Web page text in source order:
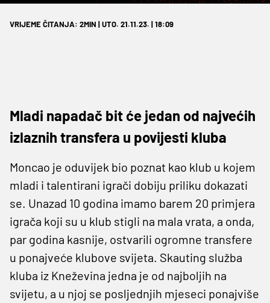
VRIJEME ČITANJA: 2MIN | UTO. 21.11.23. | 18:09
Mladi napadač bit će jedan od najvećih
izlaznih transfera u povijesti kluba
Moncao je oduvijek bio poznat kao klub u kojem
mladi i talentirani igrači dobiju priliku dokazati
se. Unazad 10 godina imamo barem 20 primjera
igrača koji su u klub stigli na mala vrata, a onda,
par godina kasnije, ostvarili ogromne transfere
u ponajveće klubove svijeta. Skauting služba
kluba iz Kneževina jedna je od najboljih na
svijetu, a u njoj se posljednjih mjeseci ponajviše